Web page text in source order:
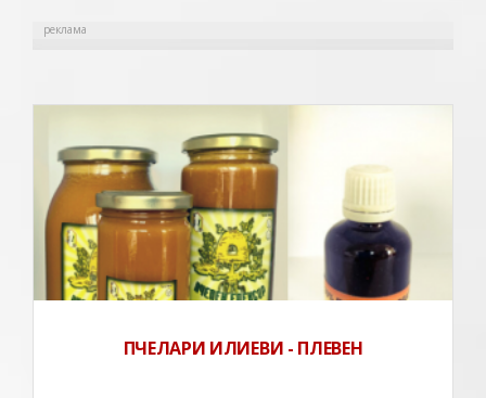
реклама
ПЧЕЛАРИ ИЛИЕВИ - ПЛЕВЕН